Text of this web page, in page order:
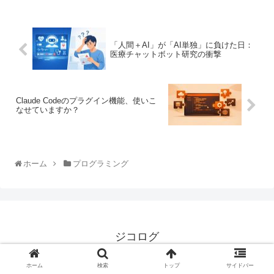
「人間＋AI」が「AI単独」に負けた日：
医療チャットボット研究の衝撃
Claude Codeのプラグイン機能、使いこ
なせていますか？
ホーム プログラミング
ジコログ
プライバシーポリシー
ホーム 検索 トップ サイドバー